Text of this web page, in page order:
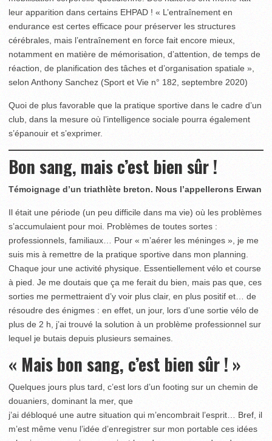
leur apparition dans certains EHPAD ! « L’entraînement en
endurance est certes efficace pour préserver les structures
cérébrales, mais l’entraînement en force fait encore mieux,
notamment en matière de mémorisation, d’attention, de temps de
réaction, de planification des tâches et d’organisation spatiale »,
selon Anthony Sanchez (Sport et Vie n° 182, septembre 2020)
Quoi de plus favorable que la pratique sportive dans le cadre d’un
club, dans la mesure où l’intelligence sociale pourra également
s’épanouir et s’exprimer.
Bon sang, mais c’est bien sûr !
Témoignage d’un triathlète breton. Nous l’appellerons Erwan
Il était une période (un peu difficile dans ma vie) où les problèmes
s’accumulaient pour moi. Problèmes de toutes sortes :
professionnels, familiaux… Pour « m’aérer les méninges », je me
suis mis à remettre de la pratique sportive dans mon planning.
Chaque jour une activité physique. Essentiellement vélo et course
à pied. Je me doutais que ça me ferait du bien, mais pas que, ces
sorties me permettraient d’y voir plus clair, en plus positif et… de
résoudre des énigmes : en effet, un jour, lors d’une sortie vélo de
plus de 2 h, j’ai trouvé la solution à un problème professionnel sur
lequel je butais depuis plusieurs semaines.
« Mais bon sang, c’est bien sûr ! »
Quelques jours plus tard, c’est lors d’un footing sur un chemin de
douaniers, dominant la mer, que
j’ai débloqué une autre situation qui m’encombrait l’esprit… Bref, il
m’est même venu l’idée d’enregistrer sur mon portable ces idées